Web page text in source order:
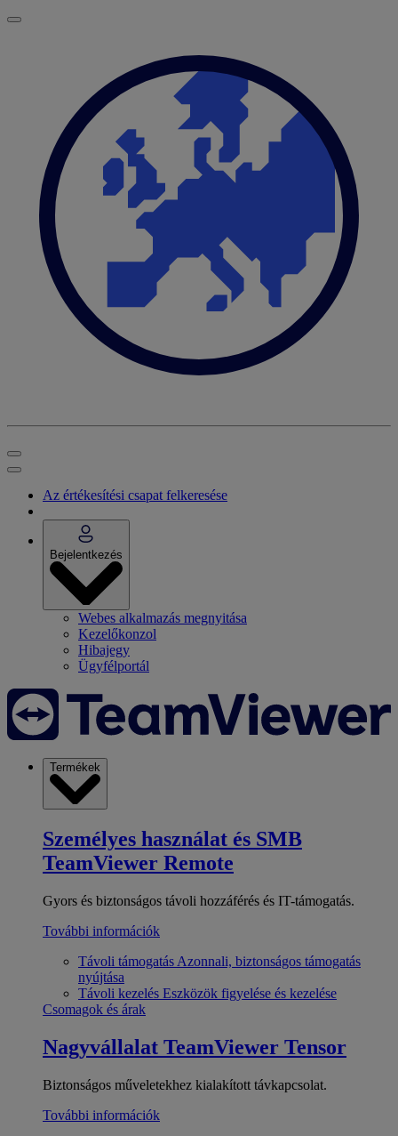
Az értékesítési csapat felkeresése
Bejelentkezés
Webes alkalmazás megnyitása
Kezelőkonzol
Hibajegy
Ügyfélportál
Termékek
Személyes használat és SMB
TeamViewer Remote
Gyors és biztonságos távoli hozzáférés és IT-támogatás.
További információk
Távoli támogatás Azonnali, biztonságos támogatás
nyújtása
Távoli kezelés Eszközök figyelése és kezelése
Csomagok és árak
Nagyvállalat TeamViewer Tensor
Biztonságos műveletekhez kialakított távkapcsolat.
További információk